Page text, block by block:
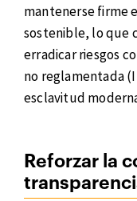
mantenerse firme
sostenible, lo que
erradicar riesgos
no reglamentada
esclavitud
Reforzar la